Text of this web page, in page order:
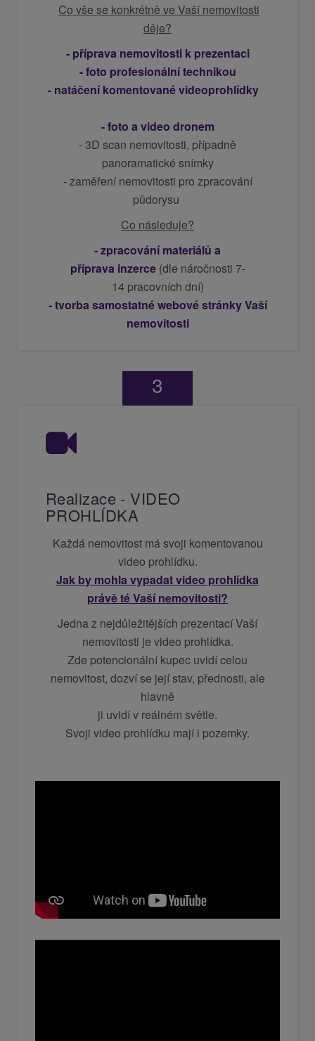
Co vše se konkrétně ve Vaší nemovitosti
děje?
- příprava nemovitosti k prezentaci
- foto profesionální technikou
- natáčení komentované videoprohlídky
- foto a video dronem
- 3D scan nemovitosti, případně
panoramatické snímky
- zaměření nemovitosti pro zpracování
půdorysu
Co následuje?
- zpracování materiálů a
příprava inzerce (dle náročnosti 7-
14 pracovních dní)
-tvorba samostatné webovéstránky Vaší
nemovitosti
3
Realizace - VIDEO
PROHLÍDKA
Každá nemovitost má svoji komentovanou
video prohlídku.
Jak by mohla vypadat video prohlídka
právě té Vaší nemovitosti?
Jedna z nejdůležitějších prezentací Vaší
nemovitosti je video prohlídka.
Zde potencionální kupec uvidí celou
nemovitost, dozví se její stav, přednosti, ale
hlavně
ji uvidí v reálném světle.
Svoji video prohlídku mají i pozemky.